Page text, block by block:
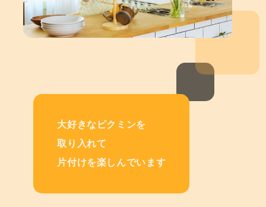
大好きなピクミンを
取り入れて
片付けを楽しんでいます